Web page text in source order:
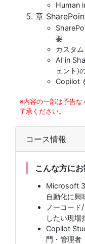
Human
章
要
カスタ
AI in
ェント)
Copilot
※内容の一部は予告な
了承ください。
コース情報
こんな方に
Microsoft
自動化に興
ノーコー
したい現場
Copilot
門・管理者